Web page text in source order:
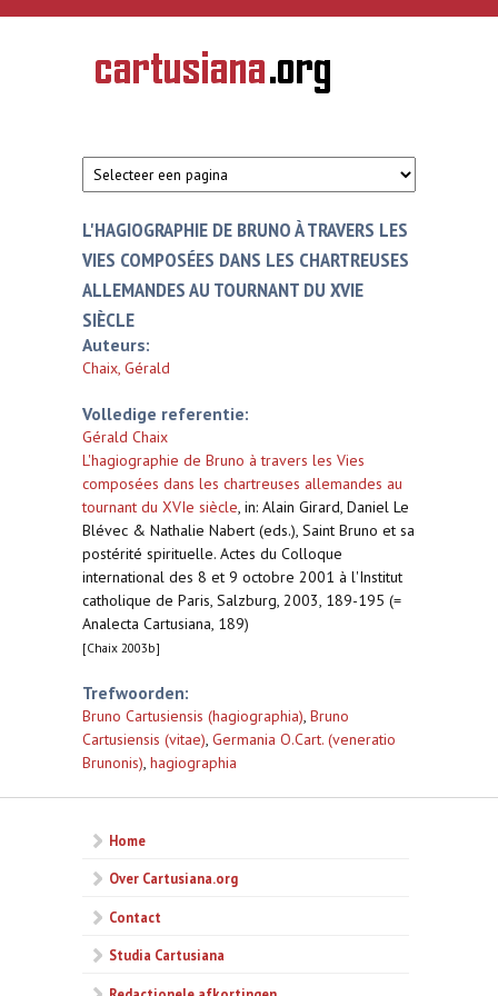
Overslaan en naar de inhoud gaan
CARTUSIANA
Geschiedenis
van de
L'HAGIOGRAPHIE DE BRUNO À TRAVERS LES
VIES COMPOSÉES DANS LES CHARTREUSES
ALLEMANDES AU TOURNANT DU XVIE
SIÈCLE
Auteurs:
Chaix, Gérald
Volledige referentie:
Gérald Chaix
L'hagiographie de Bruno à travers les Vies
composées dans les chartreuses allemandes au
tournant du XVIe siècle, in: Alain Girard, Daniel Le
Blévec & Nathalie Nabert (eds.), Saint Bruno et sa
postérité spirituelle. Actes du Colloque
international des 8 et 9 octobre 2001 à l'Institut
catholique de Paris, Salzburg, 2003, 189-195 (=
Analecta Cartusiana, 189)
[Chaix 2003b]
Trefwoorden:
Bruno Cartusiensis (hagiographia), Bruno
Cartusiensis (vitae), Germania O.Cart. (veneratio
Brunonis), hagiographia
Home
Over Cartusiana.org
Contact
Studia Cartusiana